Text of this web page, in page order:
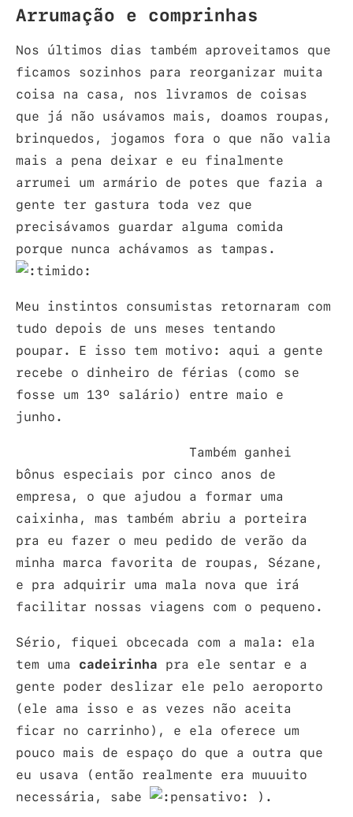
Arrumação e comprinhas
Nos últimos dias também aproveitamos que
ficamos sozinhos para reorganizar muita
coisa na casa, nos livramos de coisas
que já não usávamos mais, doamos roupas,
brinquedos, jogamos fora o que não valia
mais a pena deixar e eu finalmente
arrumei um armário de potes que fazia a
gente ter gastura toda vez que
precisávamos guardar alguma comida
porque nunca achávamos as tampas.
Meu instintos consumistas retornaram com
tudo depois de uns meses tentando
poupar. E isso tem motivo: aqui a gente
recebe o dinheiro de férias (como se
fosse um 13º salário) entre maio e
junho.
Também ganhei
bônus especiais por cinco anos de
empresa, o que ajudou a formar uma
caixinha, mas também abriu a porteira
pra eu fazer o meu pedido de verão da
minha marca favorita de roupas, Sézane,
e pra adquirir uma mala nova que irá
facilitar nossas viagens com o pequeno.
Sério, fiquei obcecada com a mala: ela
tem uma cadeirinha pra ele sentar e a
gente poder deslizar ele pelo aeroporto
(ele ama isso e as vezes não aceita
ficar no carrinho), e ela oferece um
pouco mais de espaço do que a outra que
eu usava (então realmente era muuuito
necessária, sabe
).